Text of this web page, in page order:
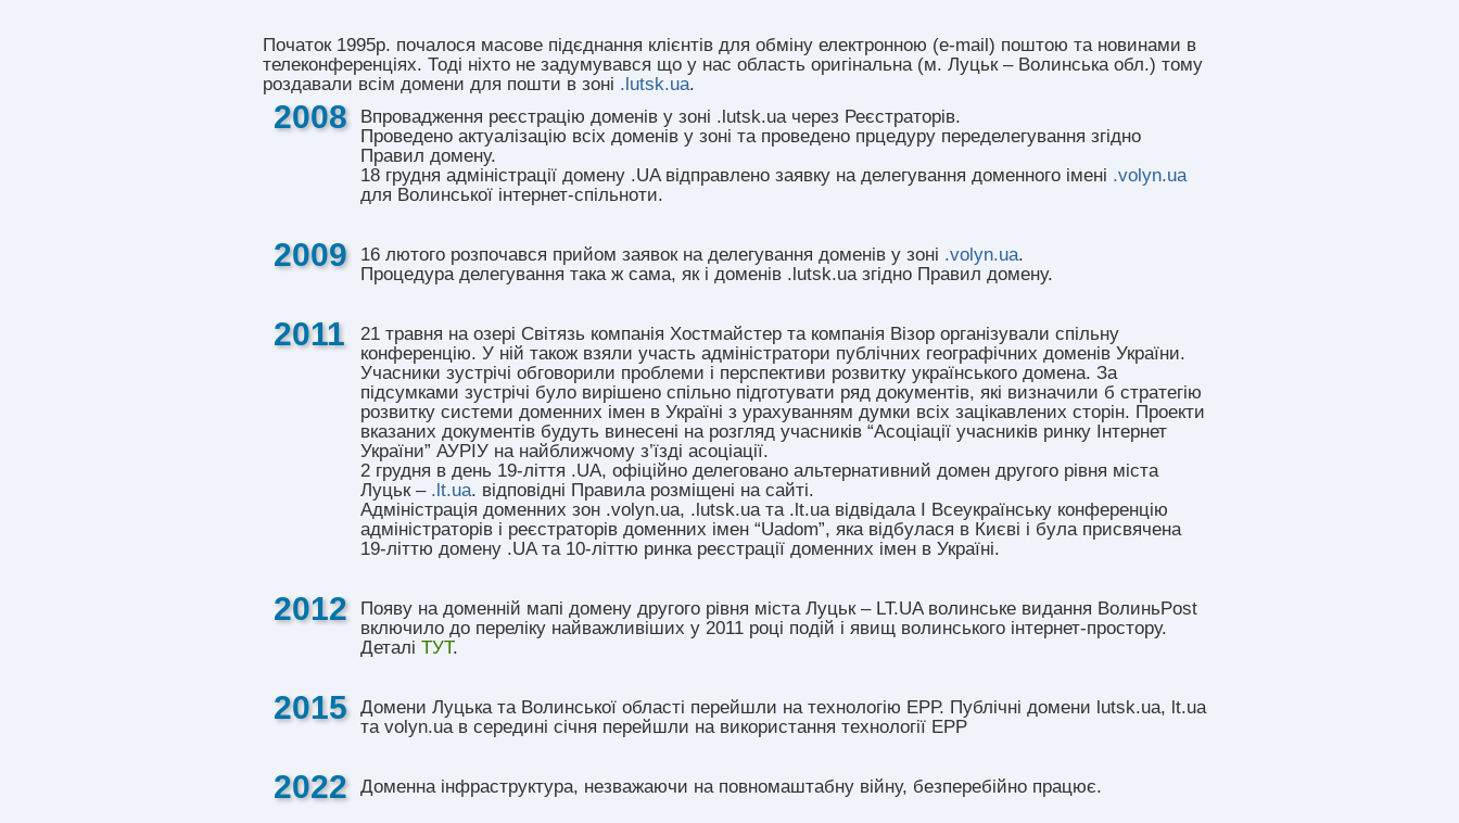
Початок 1995р. почалося масове підєднання клієнтів для обміну електронною (e-mail) поштою та новинами в
телеконференціях. Тоді ніхто не задумувався що у нас область оригінальна (м. Луцьк – Волинська обл.) тому
роздавали всім домени для пошти в зоні .lutsk.ua.
2008
Впровадження реєстрацію доменів у зоні .lutsk.ua через Реєстраторів.
Проведено актуалізацію всіх доменів у зоні та проведено прцедуру переделегування згідно
Правил домену.
18 грудня адміністрації домену .UA відправлено заявку на делегування доменного імені .volyn.ua
для Волинської інтернет-спільноти.
2009 16 лютого розпочався прийом заявок на делегування доменів у зоні .volyn.ua.
Процедура делегування така ж сама, як і доменів .lutsk.ua згідно Правил домену.
2011
21 травня на озері Світязь компанія Хостмайстер та компанія Візор організували спільну
конференцію. У ній також взяли участь адміністратори публічних географічних доменів України.
Учасники зустрічі обговорили проблеми і перспективи розвитку українського домена. За
підсумками зустрічі було вирішено спільно підготувати ряд документів, які визначили б стратегію
розвитку системи доменних імен в Україні з урахуванням думки всіх зацікавлених сторін. Проекти
вказаних документів будуть винесені на розгляд учасників “Асоціації учасників ринку Інтернет
України” АУРІУ на найближчому з’їзді асоціації.
2 грудня в день 19-ліття .UA, офіційно делеговано альтернативний домен другого рівня міста
Луцьк – .lt.ua. відповідні Правила розміщені на сайті.
Адміністрація доменних зон .volyn.ua, .lutsk.ua та .lt.ua відвідала I Всеукраїнську конференцію
адміністраторів і реєстраторів доменних імен “Uadom”, яка відбулася в Києві і була присвячена
19-літтю домену .UA та 10-літтю ринка реєстрації доменних імен в Україні.
2012
Появу на доменній мапі домену другого рівня міста Луцьк – LT.UA волинське видання ВолиньPost
включило до переліку найважливіших у 2011 році подій і явищ волинського інтернет-простору.
Деталі ТУТ.
2015
Домени Луцька та Волинської області перейшли на технологію ЕРР. Публічні домени lutsk.ua, lt.ua
та volyn.ua в середині січня перейшли на використання технології ЕРР
2022 Доменна інфраструктура, незважаючи на повномаштабну війну, безперебійно працює.